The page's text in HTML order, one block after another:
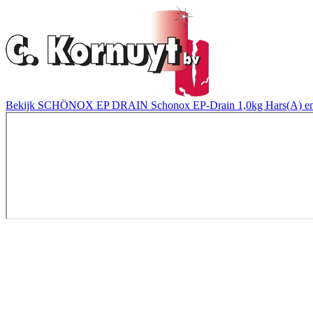
Bekijk SCHÖNOX EP DRAIN Schonox EP-Drain 1,0kg Hars(A)